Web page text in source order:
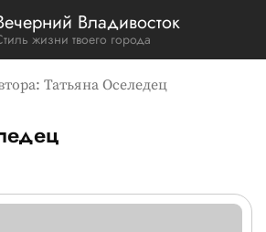
Владивосток
жизни твоего города
Татьяна Оселедец
посты автора: